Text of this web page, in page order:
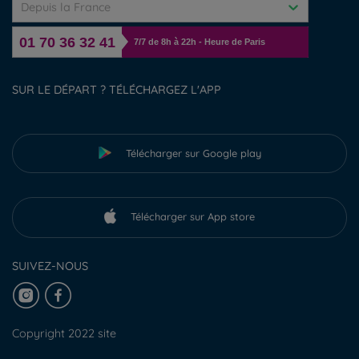
Depuis la France
01 70 36 32 41 7/7 de 8h à 22h - Heure de Paris
SUR LE DÉPART ? TÉLÉCHARGEZ L'APP
Télécharger sur Google play
Télécharger sur App store
SUIVEZ-NOUS
Copyright 2022 site